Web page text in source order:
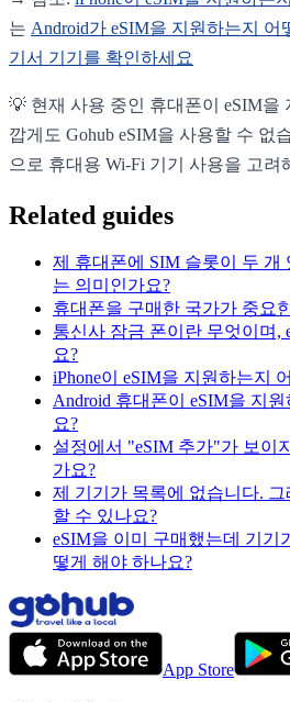
는 Android가 eSIM을 지원하는지 어
기서 기기를 확인하세요
💡 현재 사용 중인 휴대폰이 eSIM을
깝게도 Gohub eSIM을 사용할 수 없
으로 휴대용 Wi-Fi 기기 사용을 고려
Related guides
제 휴대폰에 SIM 슬롯이 두 개
는 의미인가요?
휴대폰을 구매한 국가가 중요
통신사 잠금 폰이란 무엇이며,
요?
iPhone이 eSIM을 지원하는지
Android 휴대폰이 eSIM을 지
요?
설정에서 "eSIM 추가"가 보이
가요?
제 기기가 목록에 없습니다. 그
할 수 있나요?
eSIM을 이미 구매했는데 기기
떻게 해야 하나요?
App Store